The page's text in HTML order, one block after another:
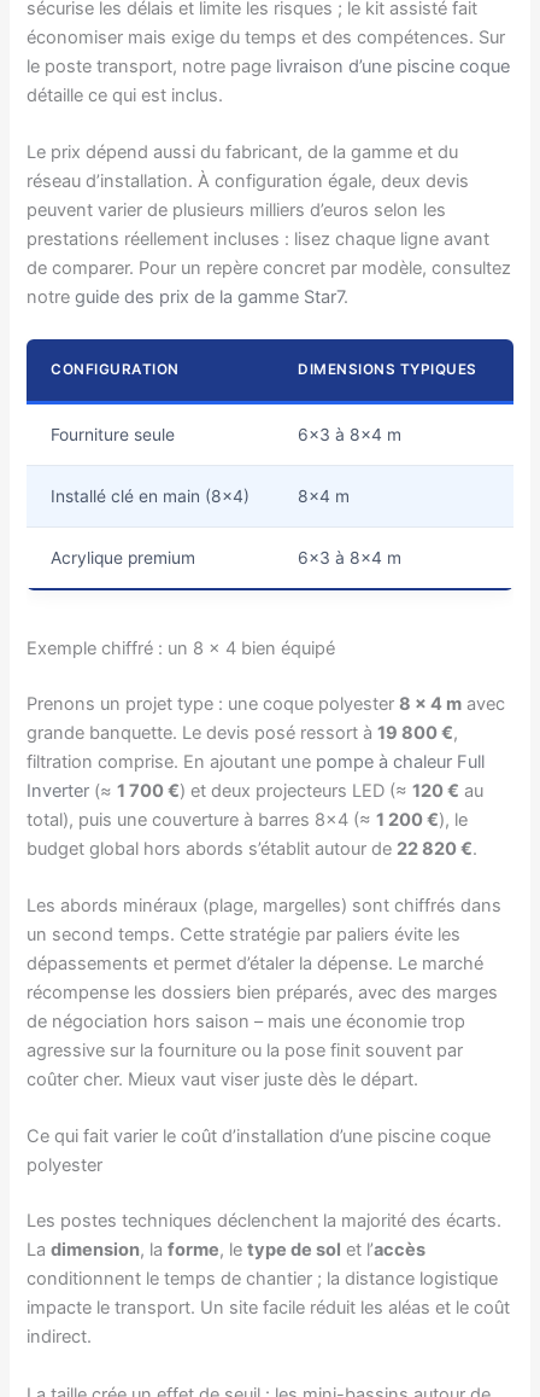
sécurise les délais et limite les risques ; le kit assisté fait
économiser mais exige du temps et des compétences. Sur
le poste transport, notre page livraison d’une piscine coque
détaille ce qui est inclus.
Le prix dépend aussi du fabricant, de la gamme et du
réseau d’installation. À configuration égale, deux devis
peuvent varier de plusieurs milliers d’euros selon les
prestations réellement incluses : lisez chaque ligne avant
de comparer. Pour un repère concret par modèle, consultez
notreguide des prix de la gamme Star7.
CONFIGURATION DIMENSIONS TYPIQUES
Fourniture seule 6×3 à 8×4 m
Installé clé en main (8×4) 8×4 m
Acrylique premium 6×3 à 8×4 m
Exemple chiffré : un 8 × 4 bien équipé
Prenons un projet type : une coque polyester8 × 4 m avec
grande banquette. Le devis posé ressort à19 800 €,
filtration comprise. En ajoutant une pompe à chaleur Full
Inverter (≈1 700 €) et deux projecteurs LED (≈120 € au
total), puis une couverture à barres 8×4 (≈1 200 €), le
budget global hors abords s’établit autour de 22 820 €.
Les abords minéraux (plage, margelles) sont chiffrés dans
un second temps. Cette stratégie par paliers évite les
dépassements et permet d’étaler la dépense. Le marché
récompense les dossiers bien préparés, avec des marges
de négociation hors saison – mais une économie trop
agressive sur la fourniture ou la pose finit souvent par
coûter cher. Mieux vaut viser juste dès le départ.
Ce qui fait varier le coût d’installation d’une piscine coque
polyester
Les postes techniques déclenchent la majorité des écarts.
Ladimension, laforme, letype de sol et l’accès
conditionnent le temps de chantier ; la distance logistique
impacte le transport. Un site facile réduit les aléas et le coût
indirect.